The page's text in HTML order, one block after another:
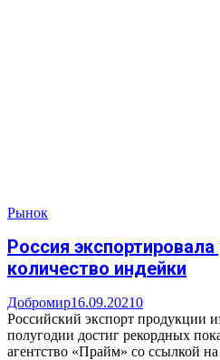
Рынок
Россия
количество индейки
Добромир16.09.20210
Российский экспорт продукции
полугодии достиг рекордных
агентство «Прайм» со ссылкой